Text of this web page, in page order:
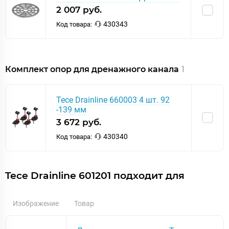
2 007 руб.
Код товара: 430343
Комплект опор для дренажного канала 1
Tece Drainline 660003 4 шт. 92
-139 мм
3 672 руб.
Код товара: 430340
Tece Drainline 601201 подходит для
Изображение Товар